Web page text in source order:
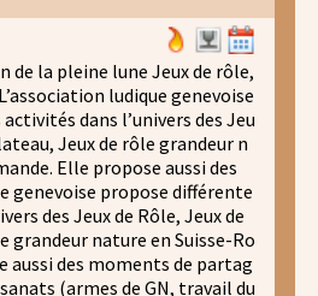
de la pleine lune Jeux de rôle,
ludique genevoise
dans l’univers des Jeu
Jeux de rôle grandeur n
Elle propose aussi des
genevoise propose différente
des Jeux de Rôle, Jeux de
grandeur nature en Suisse-Ro
aussi des moments de partag
(armes de GN, travail du